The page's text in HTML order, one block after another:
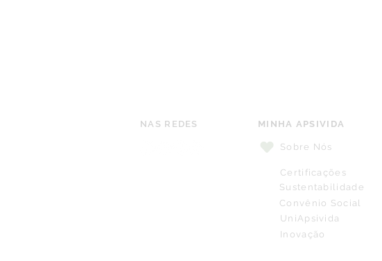
NAS REDES MINHA APSIVIDA
Sobre Nós
Certificações
Sustentabilidade
Convênio Social
UniApsivida
Inovação